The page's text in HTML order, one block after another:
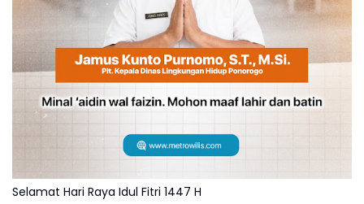
Selamat Hari Raya Idul Fitri 1447 H